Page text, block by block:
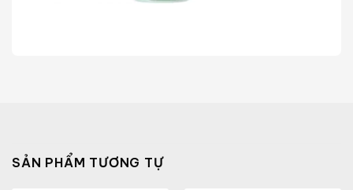
SẢN PHẨM TƯƠNG TỰ